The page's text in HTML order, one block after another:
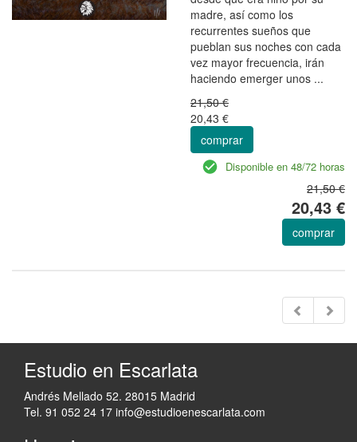
madre, así como los
recurrentes sueños que
pueblan sus noches con cada
vez mayor frecuencia, irán
haciendo emerger unos ...
21,50 €
20,43 €
comprar
Disponible en 48/72 horas
21,50 €
20,43 €
comprar
Estudio en Escarlata
Andrés Mellado 52. 28015 Madrid
Tel. 91 052 24 17 info@estudioenescarlata.com